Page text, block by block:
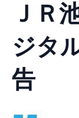
ＪＲ
ジタ
告